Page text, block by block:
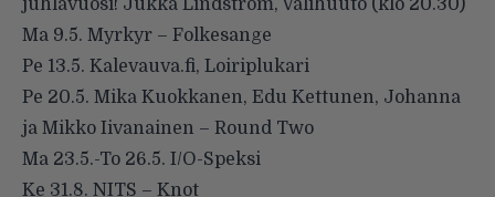
juhlavuosi! Jukka Lindström, Välihuuto (klo 20.30)
Ma 9.5. Myrkyr – Folkesange
Pe 13.5. Kalevauva.fi, Loiriplukari
Pe 20.5. Mika Kuokkanen, Edu Kettunen, Johanna
ja Mikko Iivanainen – Round Two
Ma 23.5.-To 26.5. I/O-Speksi
Ke 31.8. NITS – Knot